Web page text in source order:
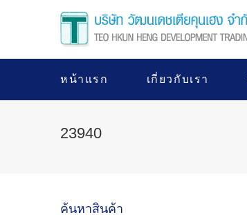
หน้าแรก เกี่ยวกับเรา
23940
ค้นหาสินค้า